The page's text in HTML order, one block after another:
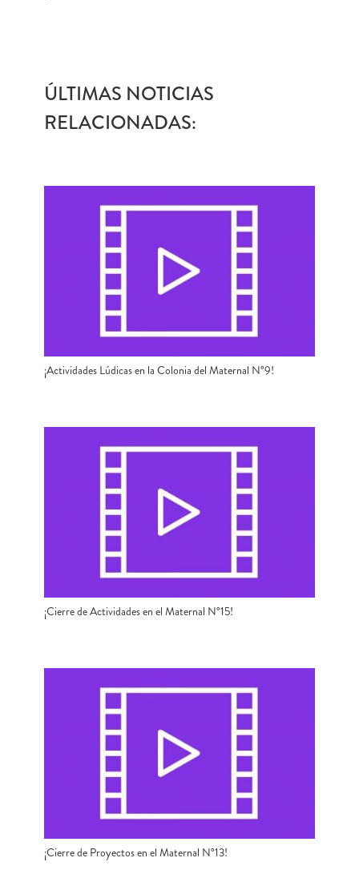
ÚLTIMAS NOTICIAS
RELACIONADAS:
¡Actividades Lúdicas en la Colonia del Maternal N°9!
¡Cierre de Actividades en el Maternal N°15!
¡Cierre de Proyectos en el Maternal N°13!